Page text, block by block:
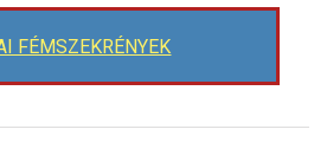
FÉMSZEKRÉNYEK